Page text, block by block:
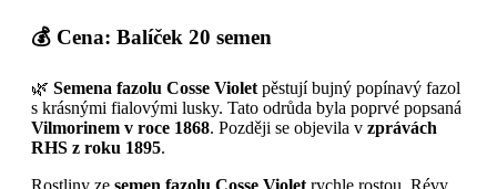
💰 Cena: Balíček 20 semen
🌿 Semena fazolu Cosse Violet pěstují bujný popínavý fazol
s krásnými fialovými lusky. Tato odrůda byla poprvé popsaná
Vilmorinem v roce 1868. Později se objevila v zprávách
RHS z roku 1895.
Rostliny ze semen fazolu Cosse Violet rychle rostou. Révy